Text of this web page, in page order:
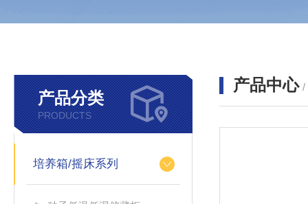
产品分类
PRODUCTS
培养箱/摇床系列
产品中心 /